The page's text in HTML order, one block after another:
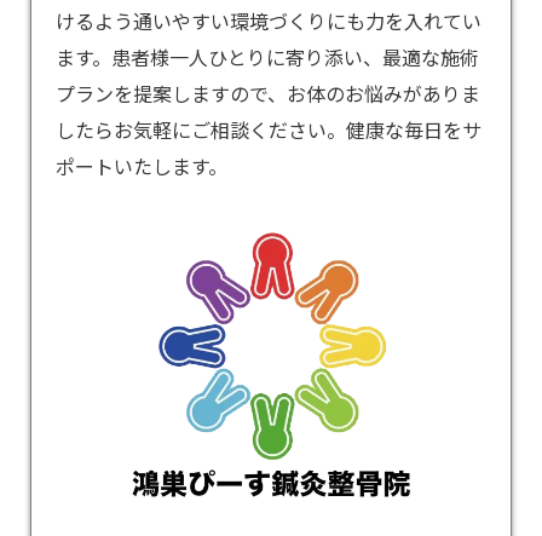
けるよう通いやすい環境づくりにも力を入れてい
ます。患者様一人ひとりに寄り添い、最適な施術
プランを提案しますので、お体のお悩みがありま
したらお気軽にご相談ください。健康な毎日をサ
ポートいたします。